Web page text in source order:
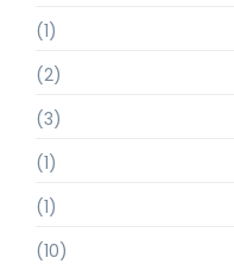
(1)
(2)
(3)
(1)
(1)
(10)